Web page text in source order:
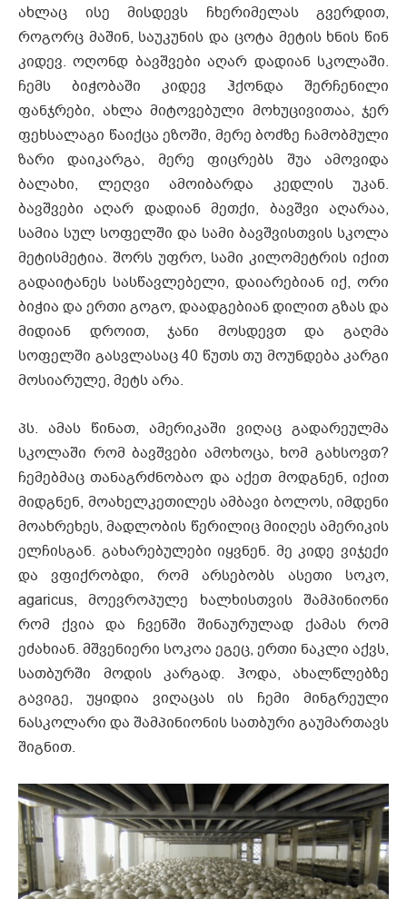
ახლაც ისე მისდევს ჩხერიმელას გვერდით,
როგორც მაშინ, საუკუნის და ცოტა მეტის ხნის წინ
კიდევ. ოღონდ ბავშვები აღარ დადიან სკოლაში.
ჩემს ბიჭობაში კიდევ ჰქონდა შერჩენილი
ფანჯრები, ახლა მიტოვებული მოხუცივითაა, ჯერ
ფეხსალაგი წაიქცა ეზოში, მერე ბოძზე ჩამობმული
ზარი დაიკარგა, მერე ფიცრებს შუა ამოვიდა
ბალახი, ლეღვი ამოიბარდა კედლის უკან.
ბავშვები აღარ დადიან მეთქი, ბავშვი აღარაა,
სამია სულ სოფელში და სამი ბავშვისთვის სკოლა
მეტისმეტია. შორს უფრო, სამი კილომეტრის იქით
გადაიტანეს სასწავლებელი, დაიარებიან იქ, ორი
ბიჭია და ერთი გოგო, დაადგებიან დილით გზას და
მიდიან დროით, ჯანი მოსდევთ და გაღმა
სოფელში გასვლასაც 40 წუთს თუ მოუნდება კარგი
მოსიარულე, მეტს არა.
პს. ამას წინათ, ამერიკაში ვიღაც გადარეულმა
სკოლაში რომ ბავშვები ამოხოცა, ხომ გახსოვთ?
ჩემებმაც თანაგრძნობაო და აქეთ მოდგნენ, იქით
მიდგნენ, მოახელკეთილეს ამბავი ბოლოს, იმდენი
მოახრეხეს, მადლობის წერილიც მიიღეს ამერიკის
ელჩისგან. გახარებულები იყვნენ. მე კიდე ვიჯექი
და ვფიქრობდი, რომ არსებობს ასეთი სოკო,
agaricus, მოევროპულე ხალხისთვის შამპინიონი
რომ ქვია და ჩვენში შინაურულად ქამას რომ
ეძახიან. მშვენიერი სოკოა ეგეც, ერთი ნაკლი აქვს,
სათბურში მოდის კარგად. ჰოდა, ახალწლებზე
გავიგე, უყიდია ვიღაცას ის ჩემი მინგრეული
ნასკოლარი და შამპინიონის სათბური გაუმართავს
შიგნით.